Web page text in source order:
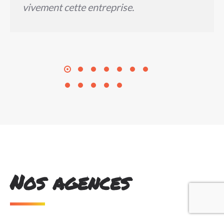
vivement cette entreprise.
Nos agences